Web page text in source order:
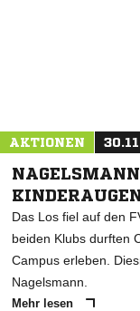
AKTIONEN
Das Los fiel auf den
beiden Klubs durften
Campus erleben.
Nagelsmann.
Mehr lesen